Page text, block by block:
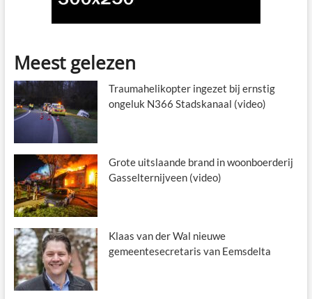
Meest gelezen
Traumahelikopter ingezet bij ernstig
ongeluk N366 Stadskanaal (video)
Grote uitslaande brand in woonboerderij
Gasselternijveen (video)
Klaas van der Wal nieuwe
gemeentesecretaris van Eemsdelta